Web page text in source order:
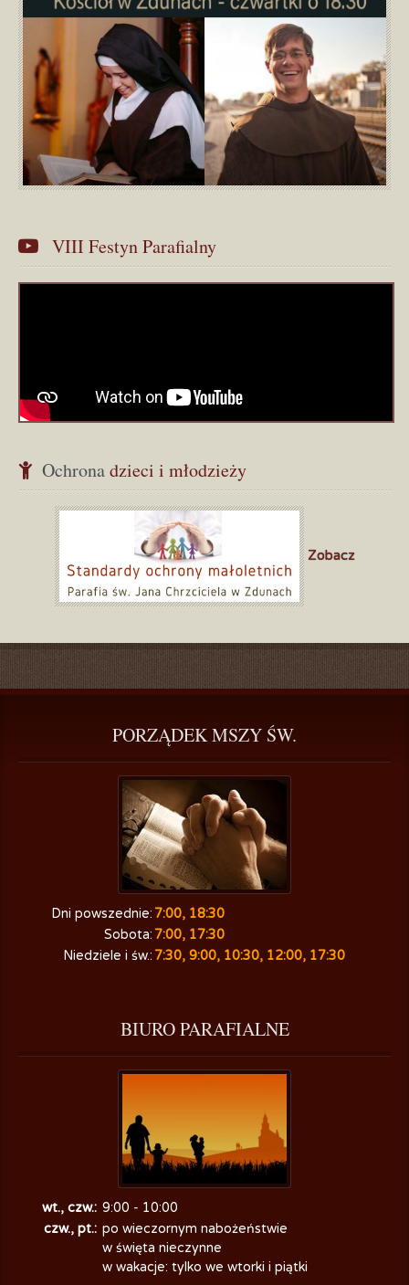
VIII Festyn Parafialny
Ochrona dzieci i młodzieży
Zobacz
PORZĄDEK MSZY ŚW.
Dni powszednie:7:00, 18:30
Sobota:7:00, 17:30
Niedziele i św.:7:30, 9:00, 10:30, 12:00, 17:30
BIURO PARAFIALNE
wt., czw.: 9:00 - 10:00
czw., pt.: po wieczornym nabożeństwie
w święta nieczynne
w wakacje: tylko we wtorki i piątki